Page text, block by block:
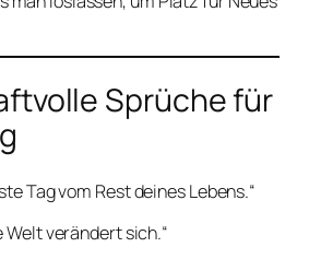
Sprüche für
Tag vom Rest deines Lebens.“
Welt verändert sich.“